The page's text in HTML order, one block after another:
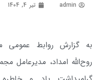
admin تیر 4, 1404
به گزارش روابط عمومی
روح‌الله امداد، مدیرعامل